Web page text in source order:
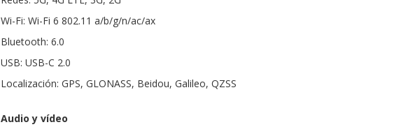
Wi-Fi: Wi-Fi 6 802.11 a/b/g/n/ac/ax
Bluetooth: 6.0
USB: USB-C 2.0
Localización: GPS, GLONASS, Beidou, Galileo, QZSS
Audio y vídeo